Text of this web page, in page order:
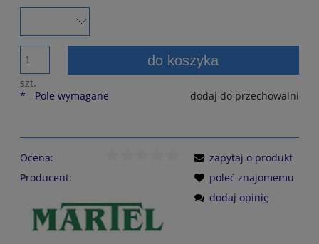
szt.
do koszyka
dodaj do przechowalni
* - Pole wymagane
Ocena:
Producent:
zapytaj o produkt
poleć znajomemu
dodaj opinię